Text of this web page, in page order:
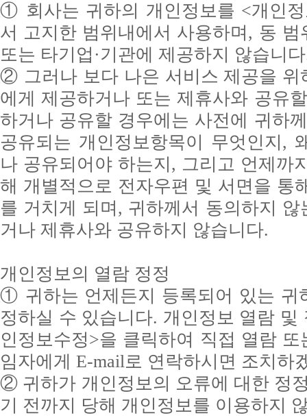
① 회사는 귀하의 개인정보를 <개인
서 고지한 범위내에서 사용하며, 동
또는 타기업·기관에 제공하지 않습니
② 그러나 보다 나은 서비스 제공을 위
에게 제공하거나 또는 제휴사와 공유
하거나 공유할 경우에는 사전에 귀하
공유되는 개인정보항목이 무엇인지,
나 공유되어야 하는지, 그리고 언제까
해 개별적으로 전자우편 및 서면을 통
를 거치게 되며, 귀하께서 동의하지
거나 제휴사와 공유하지 않습니다.
개인정보의 열람 정정
① 귀하는 언제든지 등록되어 있는 귀
정하실 수 있습니다. 개인정보 열람
인정보수정>을 클릭하여 직접 열람
임자에게 E-mail로 연락하시면 조치하
② 귀하가 개인정보의 오류에 대한 정
기 전까지 당해 개인정보를 이용하지